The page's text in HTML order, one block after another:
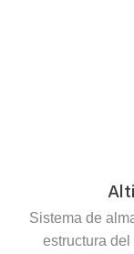
Sistema de
estructura